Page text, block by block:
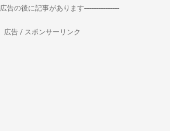
広告の後に記事があります--------------------
広告 / スポンサーリンク